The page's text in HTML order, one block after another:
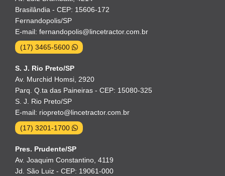
Brasilândia - CEP: 15606-172
Fernandopolis/SP
E-mail: fernandopolis@lincetractor.com.br
(17) 3465-5600
S. J. Rio Preto/SP
Av. Murchid Homsi, 2920
Parq. Q.ta das Paineiras - CEP: 15080-325
S. J. Rio Preto/SP
E-mail: riopreto@lincetractor.com.br
(17) 3201-1700
Pres. Prudente/SP
Av. Joaquim Constantino, 4119
Jd. São Luiz - CEP: 19061-000